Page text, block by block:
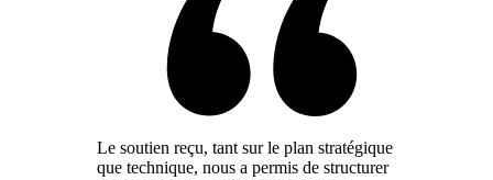
Le soutien reçu, tant sur le plan stratégique
que technique, nous a permis de structurer